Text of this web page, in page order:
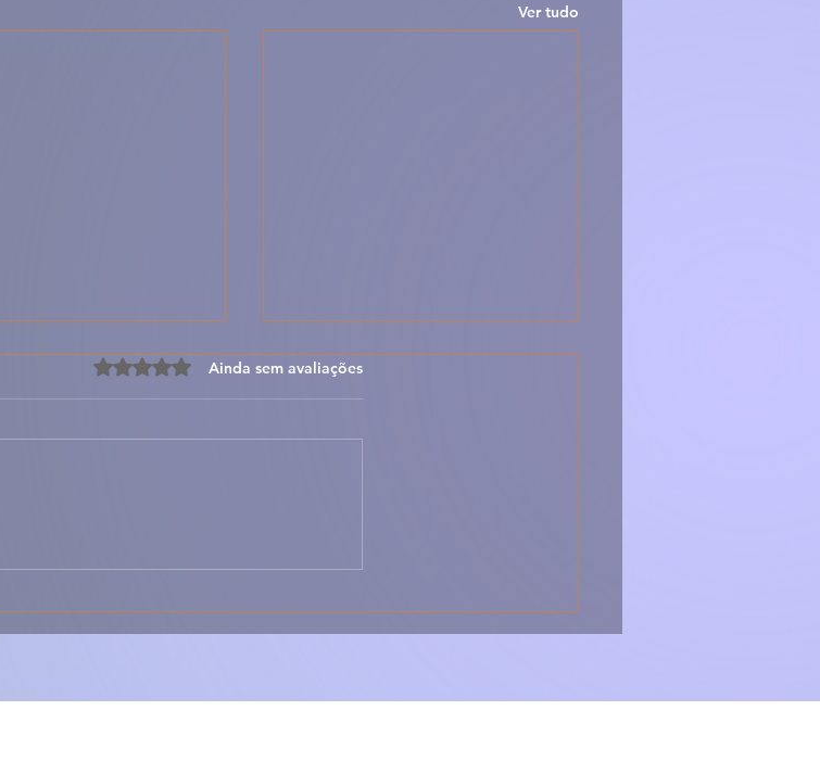
Ver tudo
Avaliado com 0 de 5 estrelas.
Ainda sem avaliações